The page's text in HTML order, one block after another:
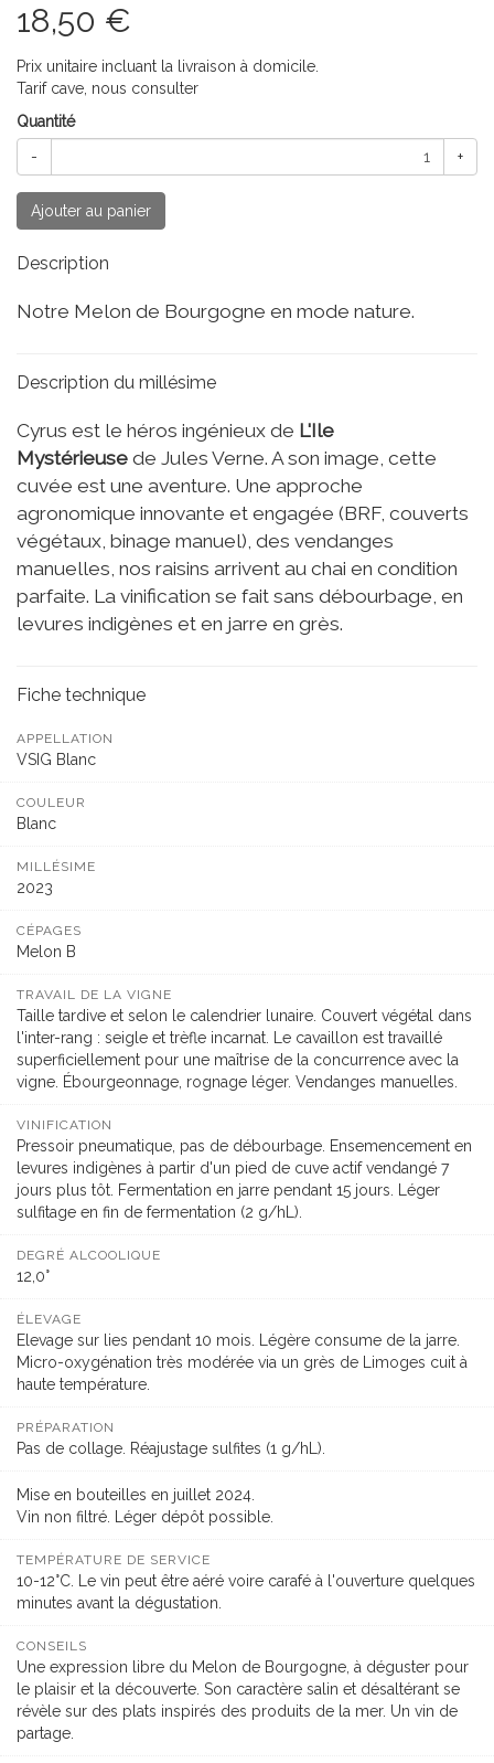
18,50 €
Prix unitaire incluant la livraison à domicile.
Tarif cave, nous consulter
Quantité
-
+
Ajouter au panier
Description
Notre Melon de Bourgogne en mode nature.
Description du millésime
Cyrus est le héros ingénieux de L'Ile
Mystérieuse de Jules Verne. A son image, cette
cuvée est une aventure. Une approche
agronomique innovante et engagée (BRF, couverts
végétaux, binage manuel), des vendanges
manuelles, nos raisins arrivent au chai en condition
parfaite. La vinification se fait sans débourbage, en
levures indigènes et en jarre en grès.
Fiche technique
APPELLATION
VSIG Blanc
COULEUR
Blanc
MILLÉSIME
2023
CÉPAGES
Melon B
TRAVAIL DE LA VIGNE
Taille tardive et selon le calendrier lunaire. Couvert végétal dans
l'inter-rang : seigle et trèfle incarnat. Le cavaillon est travaillé
superficiellement pour une maîtrise de la concurrence avec la
vigne. Ébourgeonnage, rognage léger. Vendanges manuelles.
VINIFICATION
Pressoir pneumatique, pas de débourbage. Ensemencement en
levures indigènes à partir d'un pied de cuve actif vendangé 7
jours plus tôt. Fermentation en jarre pendant 15 jours. Léger
sulfitage en fin de fermentation (2 g/hL).
DEGRÉ ALCOOLIQUE
12,0°
ÉLEVAGE
Elevage sur lies pendant 10 mois. Légère consume de la jarre.
Micro-oxygénation très modérée via un grès de Limoges cuit à
haute température.
PRÉPARATION
Pas de collage. Réajustage sulfites (1 g/hL).
Mise en bouteilles en juillet 2024.
Vin non filtré. Léger dépôt possible.
TEMPÉRATURE DE SERVICE
10-12°C. Le vin peut être aéré voire carafé à l'ouverture quelques
minutes avant la dégustation.
CONSEILS
Une expression libre du Melon de Bourgogne, à déguster pour
le plaisir et la découverte. Son caractère salin et désaltérant se
révèle sur des plats inspirés des produits de la mer. Un vin de
partage.